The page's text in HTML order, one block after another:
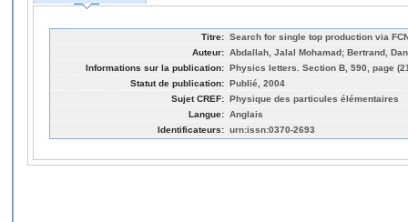
Titre: Search for single top production via
Auteur: Abdallah, Jalal Mohamad; Bertrand,
Informations sur la publication: Physics letters. Section B, 590, page
Statut de publication: Publié, 2004
Sujet CREF: Physique des particules élémentaires
Langue: Anglais
Identificateurs: urn:issn:0370-2693